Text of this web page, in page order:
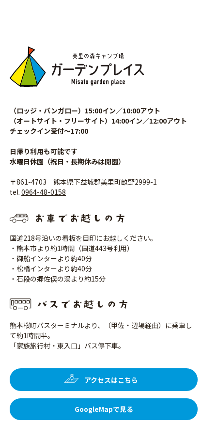
（ロッジ・バンガロー）15:00イン／10:00アウト
（オートサイト・フリーサイト）14:00イン／12:00アウト
チェックイン受付〜17:00
日帰り利用も可能です
水曜日休園（祝日・長期休みは開園）
〒861-4703 熊本県下益城郡美里町畝野2999-1
tel. 0964-48-0158
国道218号沿いの看板を目印にお越しください。
・熊本市より約1時間（国道443号利用）
・御船インターより約40分
・松橋インターより約40分
・石段の郷佐俣の湯より約15分
熊本桜町バスターミナルより、（甲佐・辺場経由）に乗車し
て約1時間半。
「家族旅行村・東入口」バス停下車。
アクセスはこちら
GoogleMapで見る